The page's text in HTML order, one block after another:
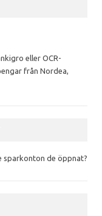
eller OCR-
från Nordea,
sparkonton de öppnat?